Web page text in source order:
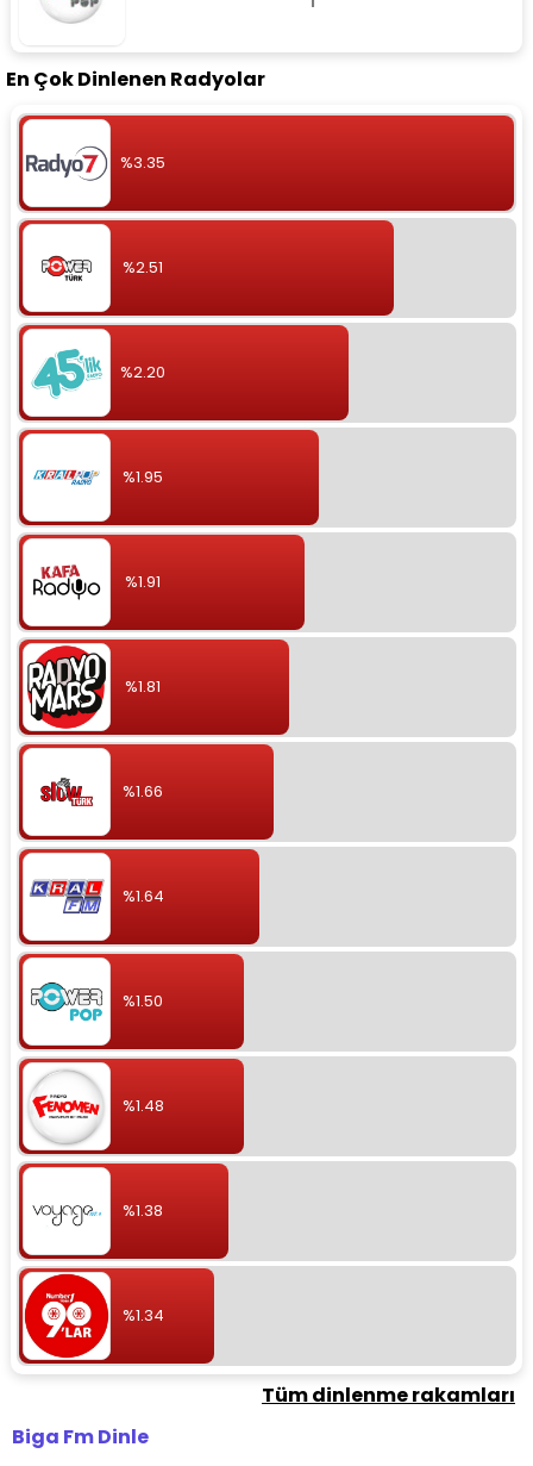
En Çok Dinlenen Radyolar
%3.35
%2.51
%2.20
%1.95
%1.91
%1.81
%1.66
%1.64
%1.50
%1.48
%1.38
%1.34
Tüm dinlenme rakamları
Biga Fm Dinle